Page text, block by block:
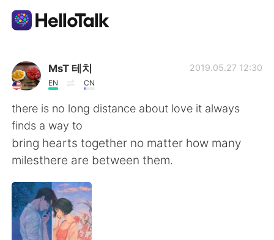
Aplicativo de troca de idioma
AI Grammar Checker
Português
English
繁體中文
MsT 테치
EN CN
2019.05.27 12:30
there is no long distance about love it always
finds a way to
bring hearts together no matter how many
milesthere are between them.